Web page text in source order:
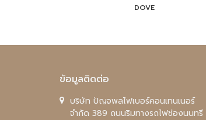
DOVE
ข้อมูลติดต่อ
บริษัท ปัญจพลไฟเบอร์คอนเทนเนอร์
จำกัด 389 ถนนริมทางรถไฟช่องนนทรี